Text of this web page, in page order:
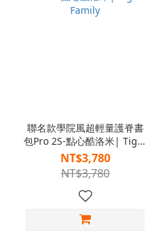
聯名款學院風超輕量護脊書
包Pro 2S-點心酷洛米| Tiger
Family
NT$3,780
NT$3,780